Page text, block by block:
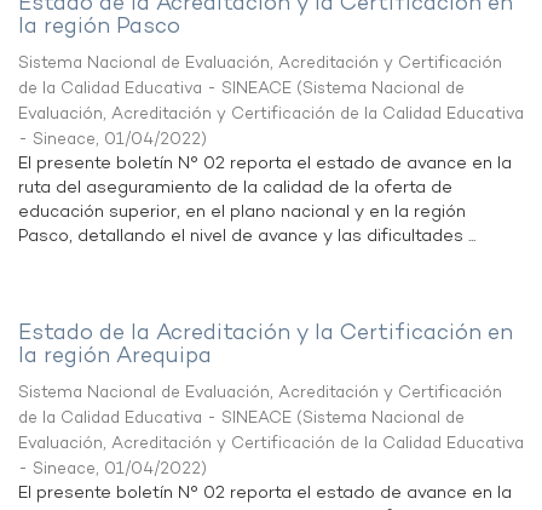
la región Pasco
Sistema Nacional de Evaluación, Acreditación y Certificación
de la Calidad Educativa - SINEACE (Sistema Nacional de
Evaluación, Acreditación y Certificación de la Calidad Educativa
- Sineace, 01/04/2022)
El presente boletín N° 02 reporta el estado de avance en la
ruta del aseguramiento de la calidad de la oferta de
educación superior, en el plano nacional y en la región
Pasco, detallando el nivel de avance y las dificultades ...
Estado de la Acreditación y la Certificación en
la región Arequipa
Sistema Nacional de Evaluación, Acreditación y Certificación
de la Calidad Educativa - SINEACE (Sistema Nacional de
Evaluación, Acreditación y Certificación de la Calidad Educativa
- Sineace, 01/04/2022)
El presente boletín N° 02 reporta el estado de avance en la